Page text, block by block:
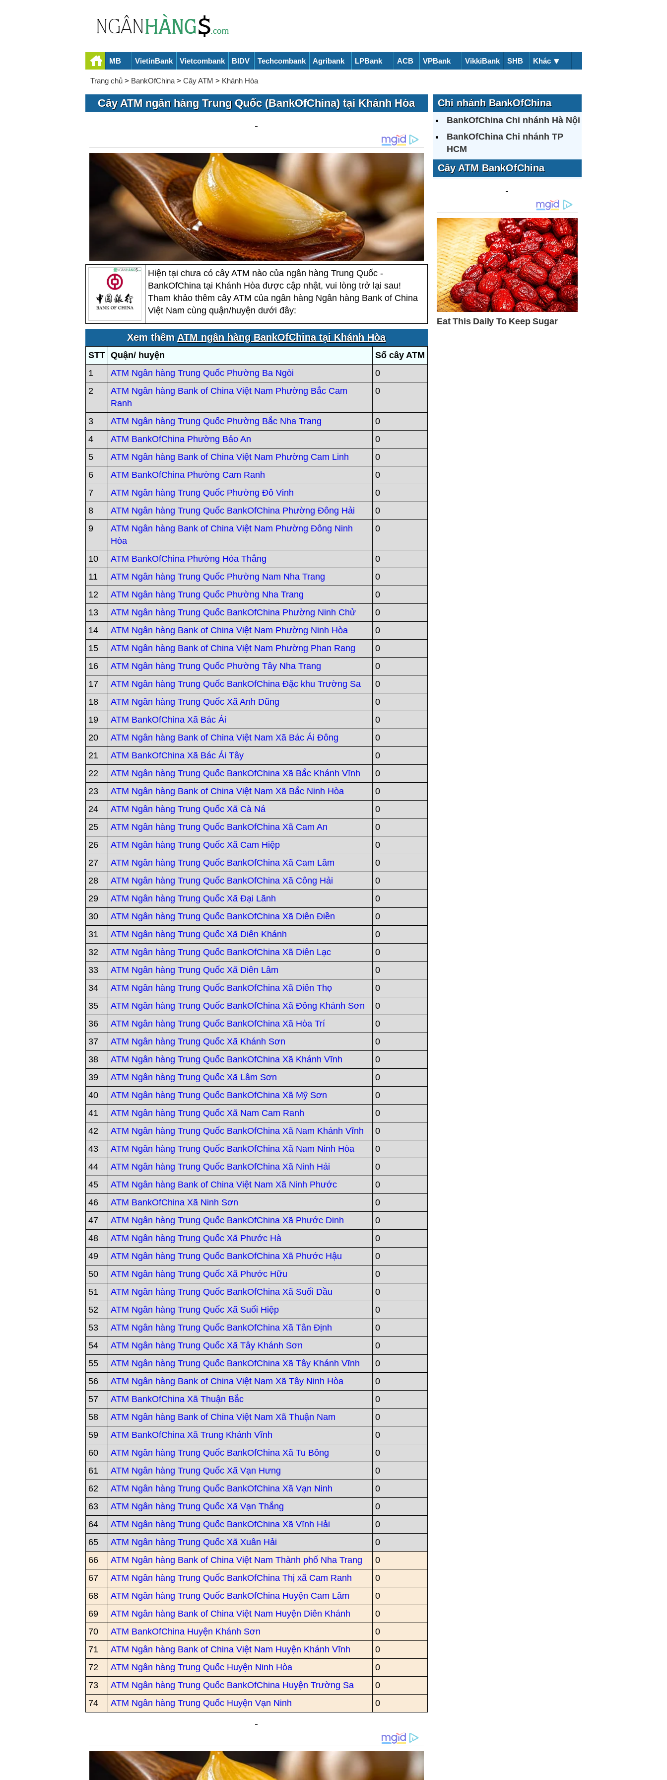
MB VietinBank Vietcombank BIDV Techcombank Agribank LPBank ACB VPBank VikkiBank SHB Khác 🔽
Trang chủ> BankOfChina> Cây ATM > Khánh Hòa
Cây ATM ngân hàng Trung Quốc (BankOfChina) tại Khánh Hòa
Hiện tại chưa có cây ATM nào của ngân hàng Trung Quốc -
BankOfChina tại Khánh Hòa được cập nhật, vui lòng trở lại sau!
Tham khảo thêm cây ATM của ngân hàng Ngân hàng Bank of China
Việt Nam cùng quận/huyện dưới đây:
Xem thêm ATM ngân hàng BankOfChina tại Khánh Hòa
STT Quận/ huyện
Số cây ATM
1
ATM Ngân hàng Trung Quốc Phường Ba Ngòi
0
2
ATM Ngân hàng Bank of China Việt Nam Phường Bắc Cam
Ranh
0
3 ATM Ngân hàng Trung Quốc Phường Bắc Nha Trang
0
4
ATM BankOfChina Phường Bảo An
0
5
ATM Ngân hàng Bank of China Việt Nam Phường Cam Linh
0
6
ATM BankOfChina Phường Cam Ranh
0
7
ATM Ngân hàng Trung Quốc Phường Đô Vinh
0
8
ATM Ngân hàng Trung Quốc BankOfChina Phường Đông Hải
0
9
ATM Ngân hàng Bank of China Việt Nam Phường Đông Ninh
Hòa
0
10 ATM BankOfChina Phường Hòa Thắng
0
11
ATM Ngân hàng Trung Quốc Phường Nam Nha Trang
0
12
ATM Ngân hàng Trung Quốc Phường Nha Trang
0
13
ATM Ngân hàng Trung Quốc BankOfChina Phường Ninh Chử
0
14
ATM Ngân hàng Bank of China Việt Nam Phường Ninh Hòa
0
15
ATM Ngân hàng Bank of China Việt Nam Phường Phan Rang
0
16
ATM Ngân hàng Trung Quốc Phường Tây Nha Trang
0
17
ATM Ngân hàng Trung Quốc BankOfChina Đặc khu Trường Sa
0
18
ATM Ngân hàng Trung Quốc Xã Anh Dũng
0
19
ATM BankOfChina Xã Bác Ái
0
20
ATM Ngân hàng Bank of China Việt Nam Xã Bác Ái Đông
0
21
ATM BankOfChina Xã Bác Ái Tây
0
22
ATM Ngân hàng Trung Quốc BankOfChina Xã Bắc Khánh Vĩnh
0
23
ATM Ngân hàng Bank of China Việt Nam Xã Bắc Ninh Hòa
0
24
ATM Ngân hàng Trung Quốc Xã Cà Ná
0
25
ATM Ngân hàng Trung Quốc BankOfChina Xã Cam An
0
26
ATM Ngân hàng Trung Quốc Xã Cam Hiệp
0
27
ATM Ngân hàng Trung Quốc BankOfChina Xã Cam Lâm
0
28
ATM Ngân hàng Trung Quốc BankOfChina Xã Công Hải
0
29
ATM Ngân hàng Trung Quốc Xã Đại Lãnh
0
30
ATM Ngân hàng Trung Quốc BankOfChina Xã Diên Điền
0
31
ATM Ngân hàng Trung Quốc Xã Diên Khánh
0
32
ATM Ngân hàng Trung Quốc BankOfChina Xã Diên Lạc
0
33
ATM Ngân hàng Trung Quốc Xã Diên Lâm
0
34
ATM Ngân hàng Trung Quốc BankOfChina Xã Diên Thọ
0
35
ATM Ngân hàng Trung Quốc BankOfChina Xã Đông Khánh Sơn
0
36
ATM Ngân hàng Trung Quốc BankOfChina Xã Hòa Trí
0
37
ATM Ngân hàng Trung Quốc Xã Khánh Sơn
0
38
ATM Ngân hàng Trung Quốc BankOfChina Xã Khánh Vĩnh
0
39
ATM Ngân hàng Trung Quốc Xã Lâm Sơn
0
40
ATM Ngân hàng Trung Quốc BankOfChina Xã Mỹ Sơn
0
41
ATM Ngân hàng Trung Quốc Xã Nam Cam Ranh
0
42
ATM Ngân hàng Trung Quốc BankOfChina Xã Nam Khánh Vĩnh
0
43
ATM Ngân hàng Trung Quốc BankOfChina Xã Nam Ninh Hòa
0
44
ATM Ngân hàng Trung Quốc BankOfChina Xã Ninh Hải
0
45
ATM Ngân hàng Bank of China Việt Nam Xã Ninh Phước
0
46
ATM BankOfChina Xã Ninh Sơn
0
47
ATM Ngân hàng Trung Quốc BankOfChina Xã Phước Dinh
0
48
ATM Ngân hàng Trung Quốc Xã Phước Hà
0
49
ATM Ngân hàng Trung Quốc BankOfChina Xã Phước Hậu
0
50
ATM Ngân hàng Trung Quốc Xã Phước Hữu
0
51
ATM Ngân hàng Trung Quốc BankOfChina Xã Suối Dầu
0
52
ATM Ngân hàng Trung Quốc Xã Suối Hiệp
0
53
ATM Ngân hàng Trung Quốc BankOfChina Xã Tân Định
0
54
ATM Ngân hàng Trung Quốc Xã Tây Khánh Sơn
0
55
ATM Ngân hàng Trung Quốc BankOfChina Xã Tây Khánh Vĩnh
0
56
ATM Ngân hàng Bank of China Việt Nam Xã Tây Ninh Hòa
0
57
ATM BankOfChina Xã Thuận Bắc
0
58
ATM Ngân hàng Bank of China Việt Nam Xã Thuận Nam
0
59
ATM BankOfChina Xã Trung Khánh Vĩnh
0
60
ATM Ngân hàng Trung Quốc BankOfChina Xã Tu Bông
0
61
ATM Ngân hàng Trung Quốc Xã Vạn Hưng
0
62
ATM Ngân hàng Trung Quốc BankOfChina Xã Vạn Ninh
0
63
ATM Ngân hàng Trung Quốc Xã Vạn Thắng
0
64
ATM Ngân hàng Trung Quốc BankOfChina Xã Vĩnh Hải
0
65
ATM Ngân hàng Trung Quốc Xã Xuân Hải
0
66
ATM Ngân hàng Bank of China Việt Nam Thành phố Nha Trang
0
67
ATM Ngân hàng Trung Quốc BankOfChina Thị xã Cam Ranh
0
68
ATM Ngân hàng Trung Quốc BankOfChina Huyện Cam Lâm
0
69
ATM Ngân hàng Bank of China Việt Nam Huyện Diên Khánh
0
70
ATM BankOfChina Huyện Khánh Sơn
0
71
ATM Ngân hàng Bank of China Việt Nam Huyện Khánh Vĩnh
0
72
ATM Ngân hàng Trung Quốc Huyện Ninh Hòa
0
73
ATM Ngân hàng Trung Quốc BankOfChina Huyện Trường Sa
0
74
ATM Ngân hàng Trung Quốc Huyện Vạn Ninh 0
Chi nhánh BankOfChina
BankOfChina Chi nhánh Hà Nội
BankOfChina Chi nhánh TP
HCM
Cây ATM BankOfChina